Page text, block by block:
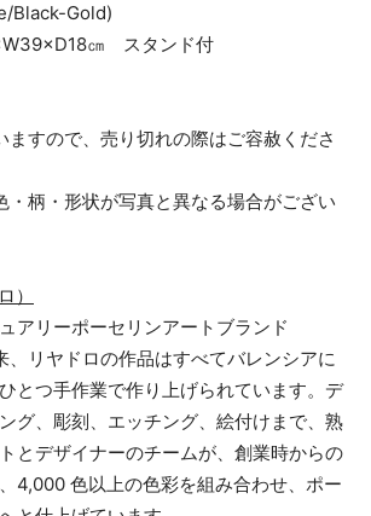
Gold)
㎝ スタンド付
ますので、売り切れの際はご容赦くださ
・柄・形状が写真と異なる場合がござい
）
アリーポーセリンアートブランド
、リヤドロの作品はすべてバレンシアに
とつ⼿作業で作り上げられています。デ
グ、彫刻、エッチング、絵付けまで、熟
とデザイナーのチームが、創業時からの
4,000 ⾊以上の⾊彩を組み合わせ、ポー